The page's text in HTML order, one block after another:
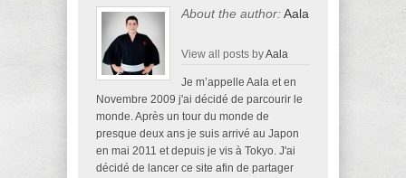
About the author:Aala
View all posts byAala
Je m’appelle Aala et en
Novembre 2009 j'ai décidé de parcourir le
monde. Après un tour du monde de
presque deux ans je suis arrivé au Japon
en mai 2011 et depuis je vis à Tokyo. J'ai
décidé de lancer ce site afin de partager